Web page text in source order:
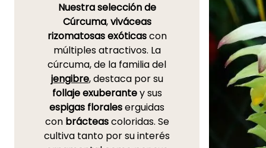
Nuestra selección de
Cúrcuma,viváceas
rizomatosas exóticascon
múltiples atractivos. La
cúrcuma, de la familia del
jengibre, destaca por su
follaje exuberantey sus
espigas floraleserguidas
con brácteascoloridas. Se
cultiva tanto por su interés